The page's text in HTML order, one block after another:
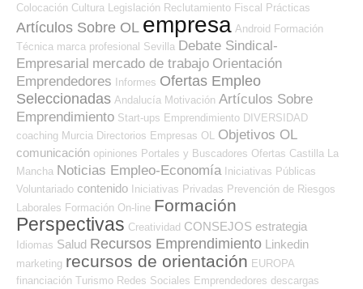
Colocación Cultura Legislación Reclutamiento Fiscal Prácticas
Artículos Sobre OL empresa Android Formación
Técnica marca profesional Sevilla Debate Sindical-
Empresarial mercado de trabajo Orientación
Emprendedores Informes Ofertas Empleo
Seleccionadas Andalucía Motivación Artículos Sobre
Emprendimiento Start-ups Emprendimiento DIVERSIDAD
coaching Murcia Directorios Empresas OL Objetivos OL
comunicación opiniones Portales y Buscadores Ofertas Castilla La
Mancha Noticias Empleo-Economía Iniciativas Públicas
Voluntariado contenido Iniciativas Privadas Prevención de Riesgos
Laborales Formación On-line Formación
Perspectivas Creatividad CONSEJOS estrategia
Idiomas Salud Recursos Emprendimiento Linkedin
marketing recursos de orientación EUROPA
financiación Turismo Redes Sociales Emprendedores descargas